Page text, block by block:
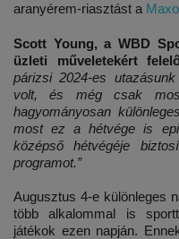
aranyérem-riasztást a
Scott Young, a WBD
üzleti műveletekért
párizsi 2024-es
volt, és még csak
hagyományosan
most ez a hétvége is
középső hétvégéje
programot.”
Augusztus 4-e különleges
több alkalommal is
játékok ezen napján.